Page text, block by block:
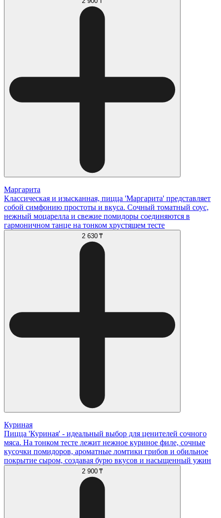
Маргарита
Классическая и изысканная, пицца 'Маргарита' представляет
собой симфонию простоты и вкуса. Сочный томатный соус,
нежный моцарелла и свежие помидоры соединяются в
гармоничном танце на тонком хрустящем тесте
2 630 ₸
Куриная
Пицца 'Куриная' - идеальный выбор для ценителей сочного
мяса. На тонком тесте лежит нежное куриное филе, сочные
кусочки помидоров, ароматные ломтики грибов и обильное
покрытие сыром, создавая бурю вкусов и насыщенный ужин
2 900 ₸